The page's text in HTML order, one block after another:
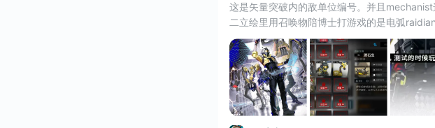
这是矢量突破内的敌单位编号。并且
二立绘里用召唤物陪博士打游戏的是电弧
破的难度对博士而言是轻松的游戏…！很可爱
#明日方舟丛林症结 #明日方舟 #机械师 #精干